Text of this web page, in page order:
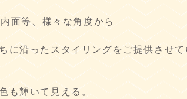
面等、様々な角度から
に沿ったスタイリングをご提供させ
も輝いて見える。